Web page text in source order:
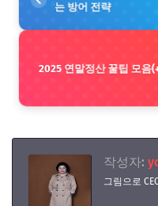
는 방어 전략
2025 연말정산 꿀팁 모음
작성자:
그림으로